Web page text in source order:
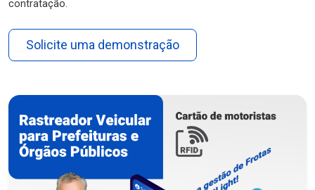
contratação.
Solicite uma demonstração